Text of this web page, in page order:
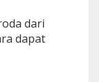
dari
dapat